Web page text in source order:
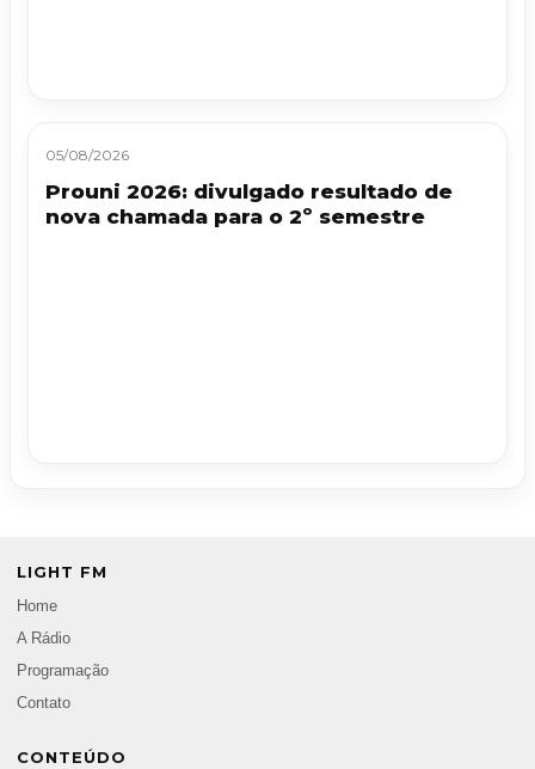
05/08/2026
Prouni 2026: divulgado resultado de
nova chamada para o 2º semestre
LIGHT FM
Home
A Rádio
Programação
Contato
CONTEÚDO